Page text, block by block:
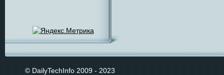
© DailyTechInfo 2009 - 2023